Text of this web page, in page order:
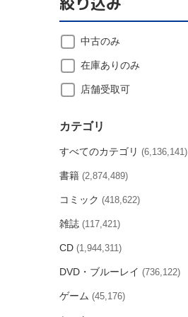
中古のみ
在庫ありのみ
店舗受取可
カテゴリ
すべてのカテゴリ (6,136,141)
書籍 (2,874,489)
コミック (418,622)
雑誌 (117,421)
CD (1,944,311)
DVD・ブルーレイ (736,122)
ゲーム (45,176)